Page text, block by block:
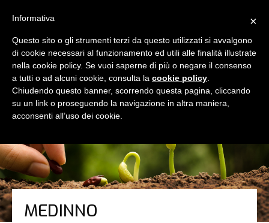
MEDINNO
×
Informativa
Questo sito o gli strumenti terzi da questo utilizzati si avvalgono
di cookie necessari al funzionamento ed utili alle finalità illustrate
nella cookie policy. Se vuoi saperne di più o negare il consenso
a tutti o ad alcuni cookie, consulta la cookie policy
Chiudendo questo banner, scorrendo questa pagina, cliccando
su un link o proseguendo la navigazione in altra maniera,
acconsenti all’uso dei cookie.